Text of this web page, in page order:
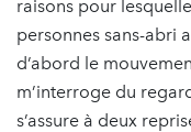
raisons pour
personnes sans-abri
d’abord le
m’interroge du
s’assure à deux